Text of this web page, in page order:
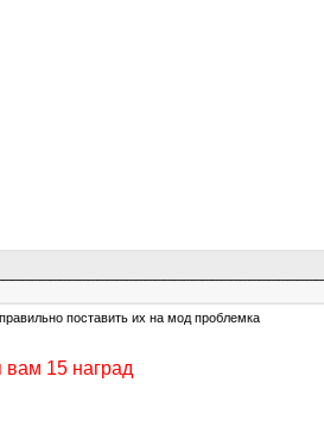
поставить их на мод проблемка
вам 15 наград